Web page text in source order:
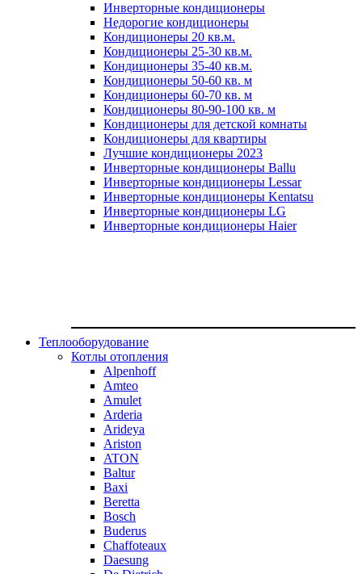
Инверторные кондиционеры
Недорогие кондиционеры
Кондиционеры 20 кв.м.
Кондиционеры 25-30 кв.м.
Кондиционеры 35-40 кв.м.
Кондиционеры 50-60 кв. м
Кондиционеры 60-70 кв. м
Кондиционеры 80-90-100 кв. м
Кондиционеры для детской комнаты
Кондиционеры для квартиры
Лучшие кондиционеры 2023
Инверторные кондиционеры Ballu
Инверторные кондиционеры Lessar
Инверторные кондиционеры Kentatsu
Инверторные кондиционеры LG
Инверторные кондиционеры Haier
Теплооборудование
Котлы отопления
Alpenhoff
Amteo
Amulet
Arderia
Arideya
Ariston
ATON
Baltur
Baxi
Beretta
Bosch
Buderus
Chaffoteaux
Daesung